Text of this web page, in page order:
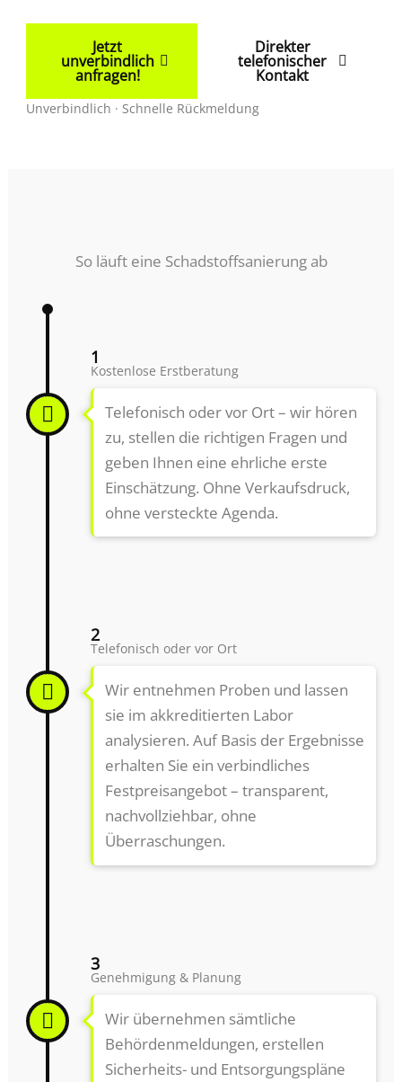
Jetzt
unverbindlich
anfragen!
Direkter
telefonischer
Kontakt
Unverbindlich · Schnelle Rückmeldung
So läuft eine Schadstoffsanierung ab
1
Kostenlose Erstberatung
Telefonisch oder vor Ort – wir hören
zu, stellen die richtigen Fragen und
geben Ihnen eine ehrliche erste
Einschätzung. Ohne Verkaufsdruck,
ohne versteckte Agenda.
2
Telefonisch oder vor Ort
Wir entnehmen Proben und lassen
sie im akkreditierten Labor
analysieren. Auf Basis der Ergebnisse
erhalten Sie ein verbindliches
Festpreisangebot – transparent,
nachvollziehbar, ohne
Überraschungen.
3
Genehmigung & Planung
Wir übernehmen sämtliche
Behördenmeldungen, erstellen
Sicherheits- und Entsorgungspläne